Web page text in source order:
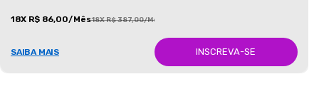
18X R$ 86,00/Mês18X R$ 387,00/Mês
SAIBA MAIS INSCREVA-SE